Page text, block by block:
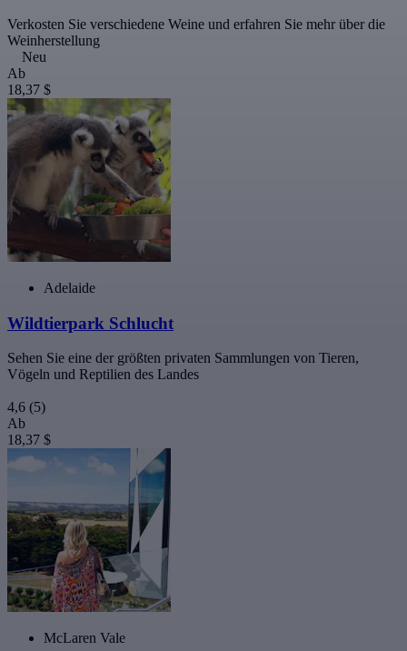
Verkosten Sie verschiedene Weine und erfahren Sie mehr über die
Weinherstellung
Neu
Ab
18,37 $
Adelaide
Wildtierpark Schlucht
Sehen Sie eine der größten privaten Sammlungen von Tieren,
Vögeln und Reptilien des Landes
4,6 (5)
Ab
18,37 $
McLaren Vale